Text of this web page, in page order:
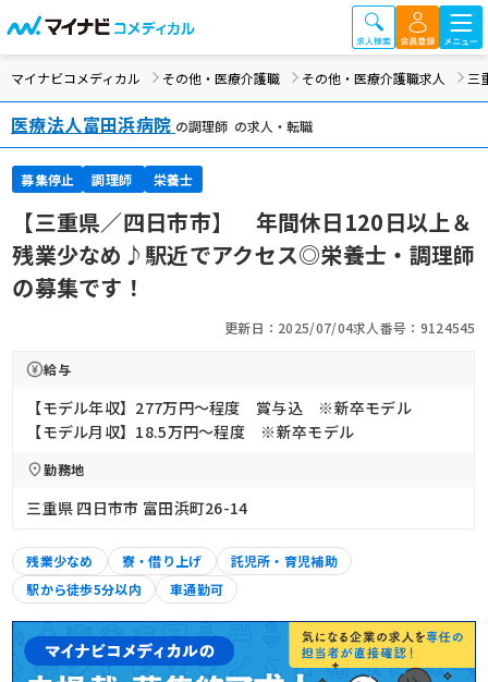
マイナビコメディカル その他・医療介護職 その他・医療介護職求人 三
医療法人富田浜病院 の調理師 の求人・転職
募集停止 調理師 栄養士
【三重県／四日市市】 年間休日120日以上＆
残業少なめ♪駅近でアクセス◎栄養士・調理師
の募集です！
更新日：2025/07/04求人番号：9124545
給与
【モデル年収】277万円〜程度 賞与込 ※新卒モデル
【モデル月収】18.5万円〜程度 ※新卒モデル
勤務地
三重県 四日市市 富田浜町26-14
残業少なめ 寮・借り上げ
託児所・育児補助
駅から徒歩5分以内
車通勤可